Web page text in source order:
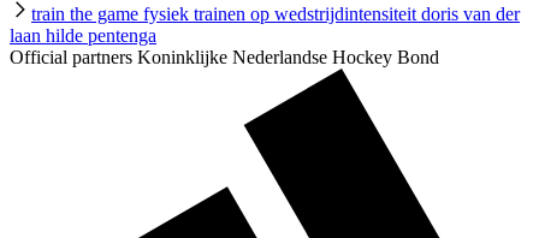
train the game fysiek trainen op wedstrijdintensiteit doris van der
laan hilde pentenga
Official partners Koninklijke Nederlandse Hockey Bond